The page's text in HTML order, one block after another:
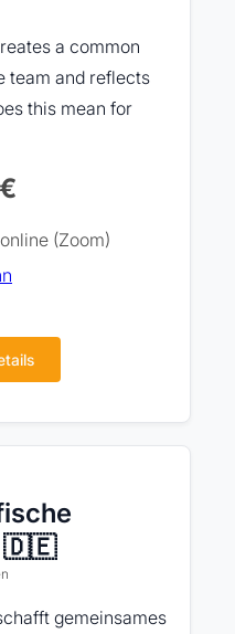
a common
team and reflects
this mean for
online (Zoom)
🇩🇪
gemeinsames